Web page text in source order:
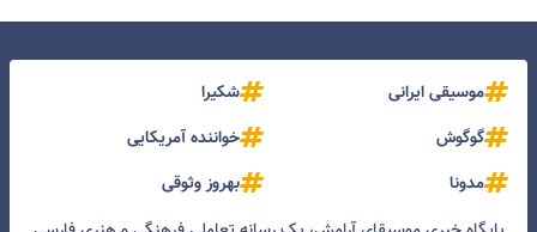
موسیقی ایرانی
شکیرا
گوگوش
خواننده آمریکایی
مدونا
بهروز وثوقی